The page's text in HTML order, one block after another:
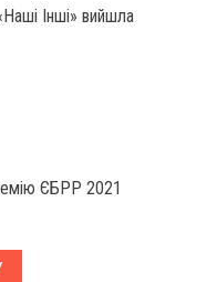
Інші» вийшла
ЄБРР 2021